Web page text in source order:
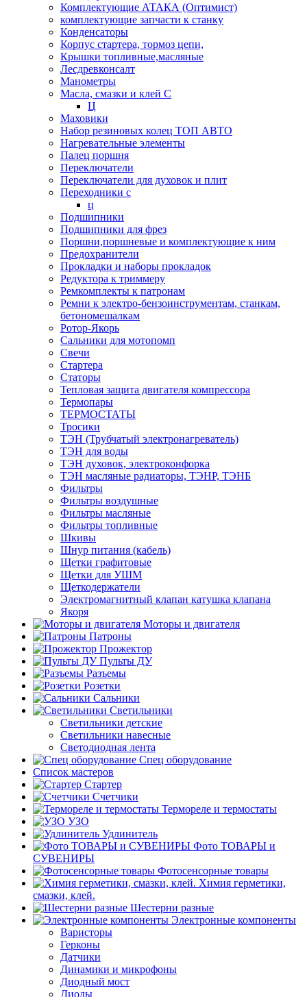
Комплектующие АТАКА (Оптимист)
комплектующие запчасти к станку
Конденсаторы
Корпус стартера, тормоз цепи,
Крышки топливные,масляные
Лесдревконсалт
Манометры
Масла, смазки и клей С
Ц
Маховики
Набор резиновых колец ТОП АВТО
Нагревательные элементы
Палец поршня
Переключатели
Переключатели для духовок и плит
Переходники с
ц
Подшипники
Подшипники для фрез
Поршни,поршневые и комплектующие к ним
Предохранители
Прокладки и наборы прокладок
Редуктора к триммеру
Ремкомплекты к патронам
Ремни к электро-бензоинструментам, станкам,
бетономешалкам
Ротор-Якорь
Сальники для мотопомп
Свечи
Стартера
Статоры
Тепловая защита двигателя компрессора
Термопары
ТЕРМОСТАТЫ
Тросики
ТЭН (Трубчатый электронагреватель)
ТЭН для воды
ТЭН духовок, электроконфорка
ТЭН масляные радиаторы, ТЭНР, ТЭНБ
Фильтры
Фильтры воздушные
Фильтры масляные
Фильтры топливные
Шкивы
Шнур питания (кабель)
Щетки графитовые
Щетки для УШМ
Щеткодержатели
Электромагнитный клапан катушка клапана
Якоря
Моторы и двигателя
Патроны
Прожектор
Пульты ДУ
Разъемы
Розетки
Сальники
Светильники
Светильники детские
Светильники навесные
Светодиодная лента
Спец оборудование
Список мастеров
Стартер
Счетчики
Термореле и термостаты
УЗО
Удлинитель
Фото ТОВАРЫ и
СУВЕНИРЫ
Фотосенсорные товары
Химия герметики,
смазки, клей.
Шестерни разные
Электронные компоненты
Варисторы
Герконы
Датчики
Динамики и микрофоны
Диодный мост
Диоды